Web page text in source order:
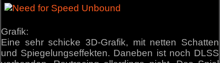
Grafik:
Eine sehr schicke 3D-Grafik, mit netten Schatten
und Spiegelungseffekten. Daneben ist noch DLSS